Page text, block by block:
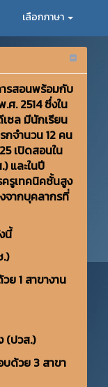
เลือกภาษา
รสอนพร้อมกับ
. 2514 ซึ่งใน
ซล มีนักเรียน
กจำนวน 12 คน
เปิดสอนใน
และในปี
รูเทคนิคชั้นสูง
จากบุคลากรที่
นี้
ย 1 สาขางาน
(ปวส.)
บด้วย 3 สาขา